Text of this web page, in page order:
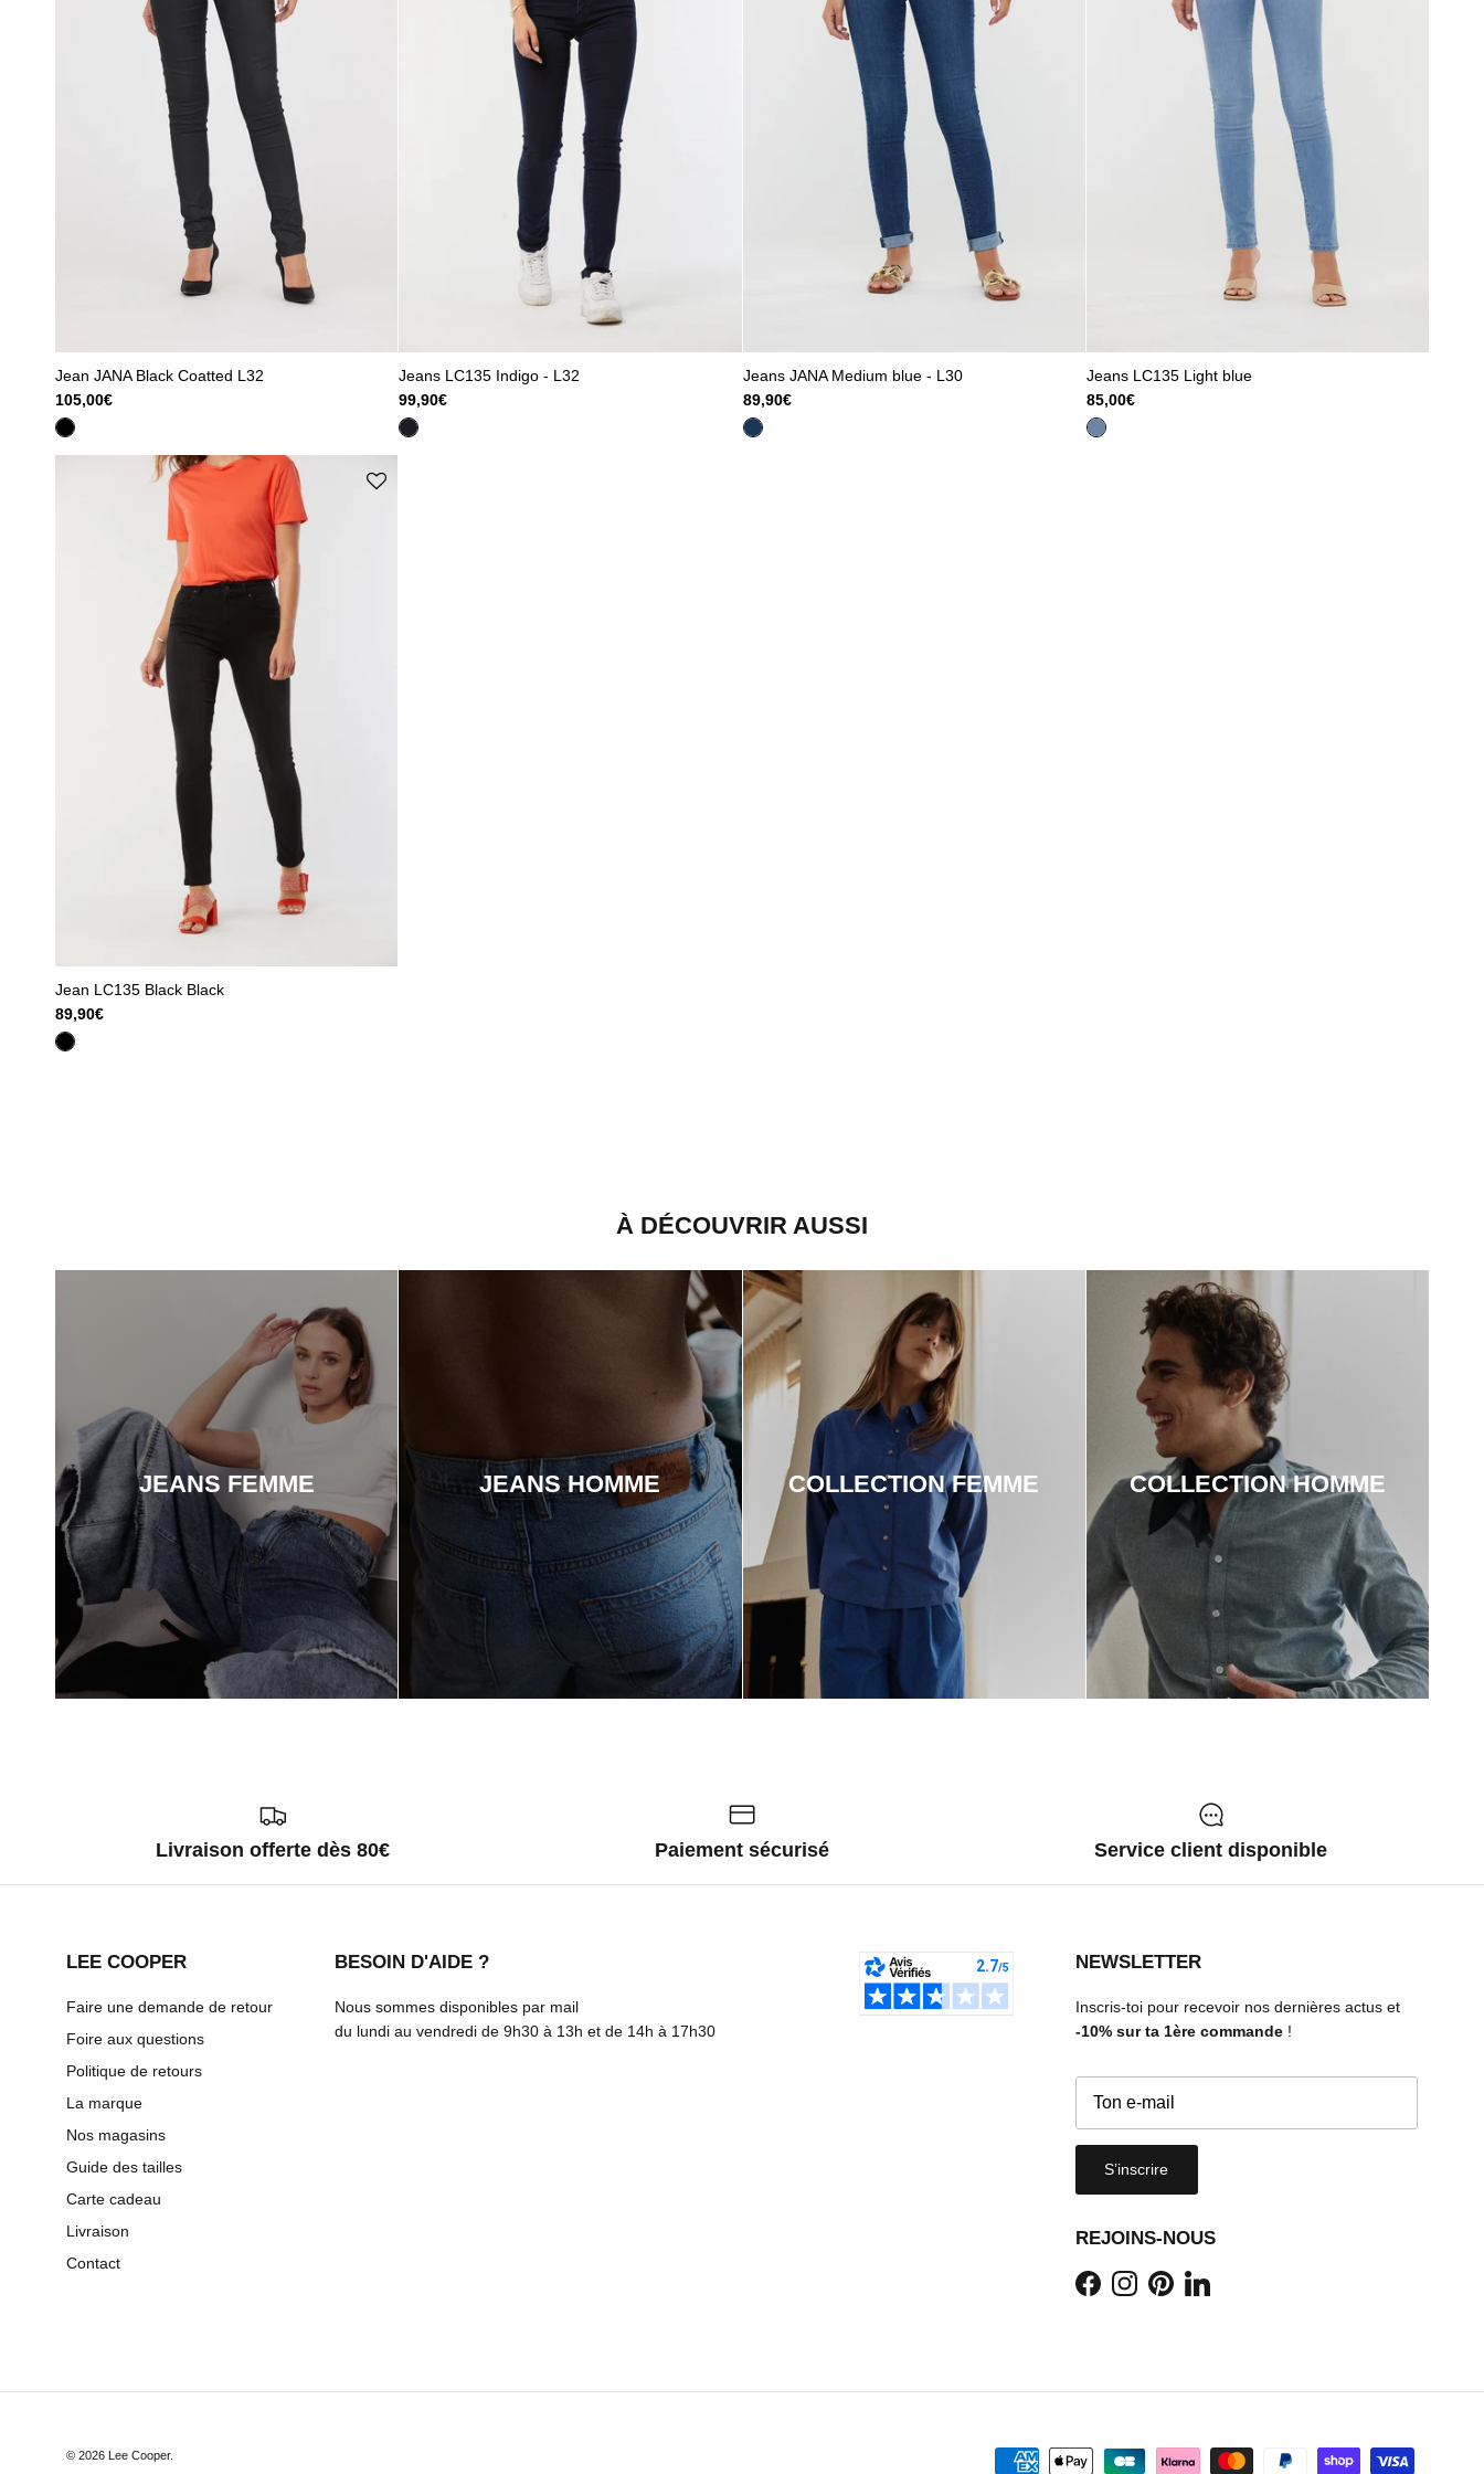
Jean JANA Black Coatted L32
105,00€
Jeans LC135 Indigo - L32
99,90€
Jeans JANA Medium blue - L30
89,90€
Jeans LC135 Light blue
85,00€
Jean LC135 Black Black
89,90€
À DÉCOUVRIR AUSSI
JEANS FEMME JEANS HOMME COLLECTION FEMME COLLECTION HOMME
Livraison offerte dès 80€ Paiement sécurisé Service client disponible
LEE COOPER
Faire une demande de retour
Foire aux questions
Politique de retours
La marque
Nos magasins
Guide des tailles
Carte cadeau
Livraison
Contact
BESOIN D'AIDE ?
Nous sommes disponibles par mail
du lundi au vendredi de 9h30 à 13h et de 14h à 17h30
NEWSLETTER
Inscris-toi pour recevoir nos dernières actus et
-10% sur ta 1ère commande!
S’inscrire
REJOINS-NOUS
FacebookInstagram
PinterestLinkedIn
© 2026 Lee Cooper.